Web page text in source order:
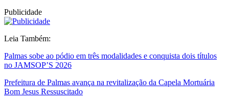
Publicidade
Leia Também:
Palmas sobe ao pódio em três modalidades e conquista dois títulos
no JAMSOP’S 2026
Prefeitura de Palmas avança na revitalização da Capela Mortuária
Bom Jesus Ressuscitado